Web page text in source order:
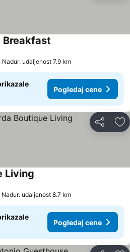
Breakfast
Nadur: udaljenost 7.9 km
Pogledaj cene
Deli
Living
Nadur: udaljenost 8.7 km
Pogledaj cene